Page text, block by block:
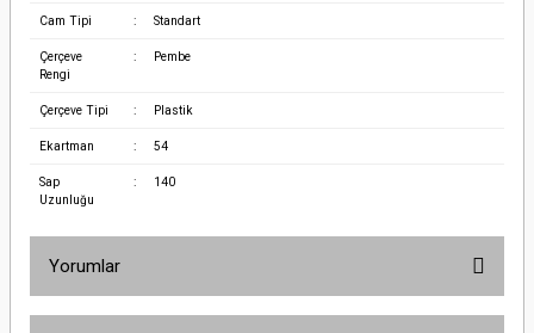
Cam Tipi : Standart
Çerçeve
Rengi
: Pembe
Çerçeve Tipi : Plastik
Ekartman : 54
Sap
Uzunluğu
: 140
Yorumlar